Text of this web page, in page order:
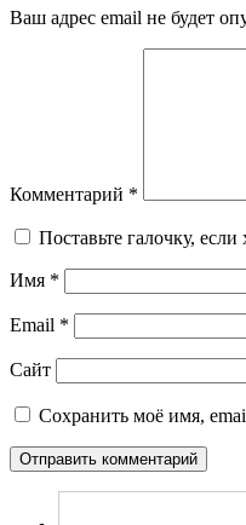
Ваш адрес email не будет
Комментарий *
Поставьте галочку,
Имя *
Email *
Сайт
Сохранить моё имя,